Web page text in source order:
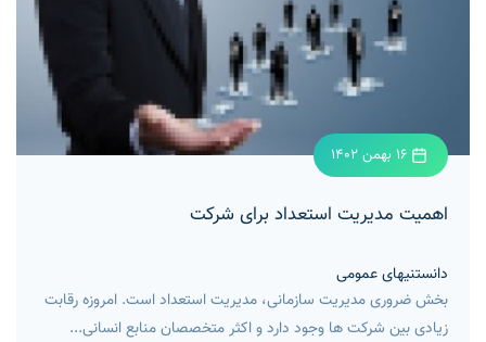
اهمیت مدیریت استعداد برای شرکت
دانستنیهای عمومی
بخش ضروری مدیریت سازمانی، مدیریت استعداد است. امروزه رقابت
زیادی بین شرکت ها وجود دارد و اکثر متخصصان منابع انسانی...